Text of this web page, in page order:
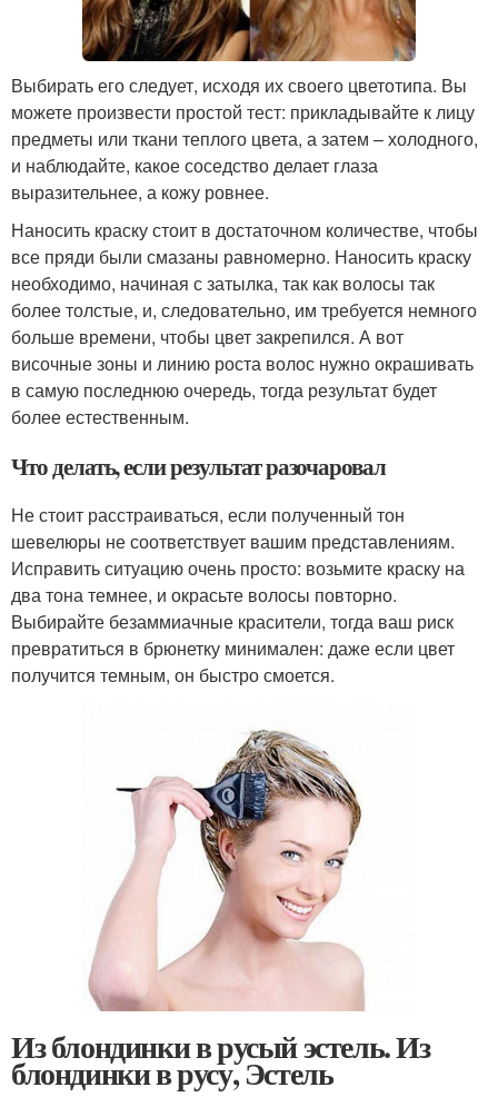
Выбирать его следует, исходя их своего цветотипа. Вы
можете произвести простой тест: прикладывайте к лицу
предметы или ткани теплого цвета, а затем – холодного,
и наблюдайте, какое соседство делает глаза
выразительнее, а кожу ровнее.
Наносить краску стоит в достаточном количестве, чтобы
все пряди были смазаны равномерно. Наносить краску
необходимо, начиная с затылка, так как волосы так
более толстые, и, следовательно, им требуется немного
больше времени, чтобы цвет закрепился. А вот
височные зоны и линию роста волос нужно окрашивать
в самую последнюю очередь, тогда результат будет
более естественным.
Что делать, если результат разочаровал
Не стоит расстраиваться, если полученный тон
шевелюры не соответствует вашим представлениям.
Исправить ситуацию очень просто: возьмите краску на
два тона темнее, и окрасьте волосы повторно.
Выбирайте безаммиачные красители, тогда ваш риск
превратиться в брюнетку минимален: даже если цвет
получится темным, он быстро смоется.
Из блондинки в русый эстель. Из
блондинки в русу, Эстель